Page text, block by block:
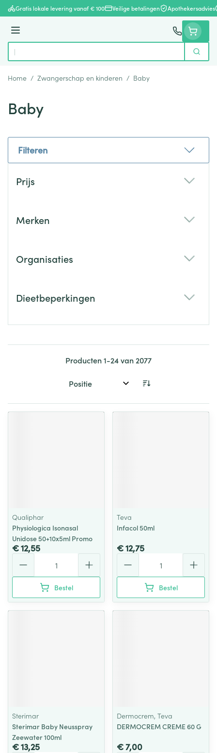
Ga naar de inhoud
Gratis lokale levering vanaf € 100 Veilige betalingen Apothekersadvies
Menu
Product, merk, categorie...
Zoek
Home / Zwangerschap en kinderen / Baby
Baby
Filteren
Prijs
Merken
Organisaties
Dieetbeperkingen
Producten1-24van 2077
Sorteer op:
Qualiphar
Physiologica Isonasal
Unidose 50+10x5ml Promo
€ 12,55
Bestel
Teva
Infacol 50ml
€ 12,75
Bestel
Sterimar
Sterimar Baby Neusspray
Zeewater 100ml
€ 13,25
Dermocrem, Teva
DERMOCREM CREME 60 G
€ 7,00